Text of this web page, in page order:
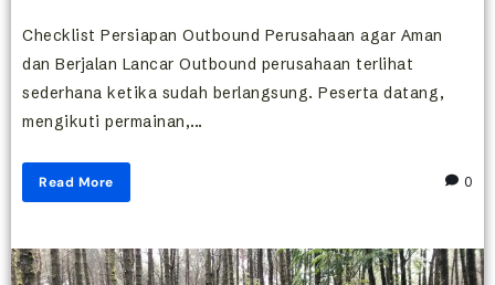
Checklist Persiapan Outbound Perusahaan agar Aman
dan Berjalan Lancar Outbound perusahaan terlihat
sederhana ketika sudah berlangsung. Peserta datang,
mengikuti permainan,...
Read More 0